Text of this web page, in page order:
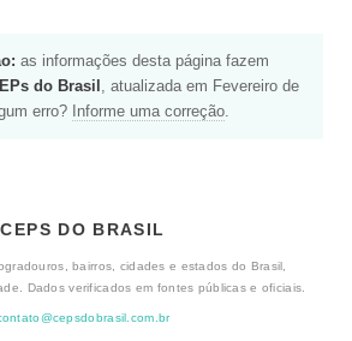
as informações desta página fazem
do Brasil , atualizada em Fevereiro de
erro? Informe uma correção.
CEPS DO BRASIL
bairros, cidades e estados do Brasil,
Dados verificados em fontes públicas e oficiais.